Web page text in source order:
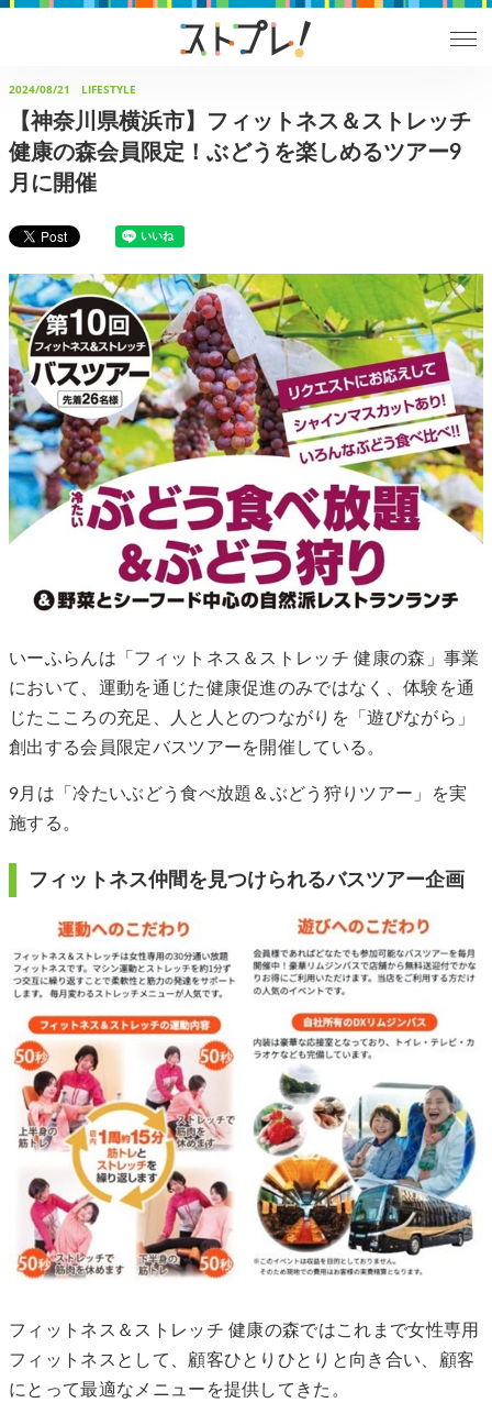
2024/08/21 LIFESTYLE
【神奈川県横浜市】フィットネス＆ストレッチ
健康の森会員限定！ぶどうを楽しめるツアー9
月に開催
いーふらんは「フィットネス＆ストレッチ 健康の森」事業
において、運動を通じた健康促進のみではなく、体験を通
じたこころの充足、人と人とのつながりを「遊びながら」
創出する会員限定バスツアーを開催している。
9月は「冷たいぶどう食べ放題＆ぶどう狩りツアー」を実
施する。
フィットネス仲間を見つけられるバスツアー企画
フィットネス＆ストレッチ 健康の森ではこれまで女性専用
フィットネスとして、顧客ひとりひとりと向き合い、顧客
にとって最適なメニューを提供してきた。